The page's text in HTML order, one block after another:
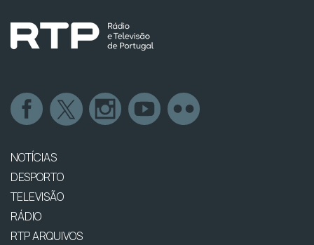
NOTÍCIAS
DESPORTO
TELEVISÃO
RÁDIO
RTP ARQUIVOS